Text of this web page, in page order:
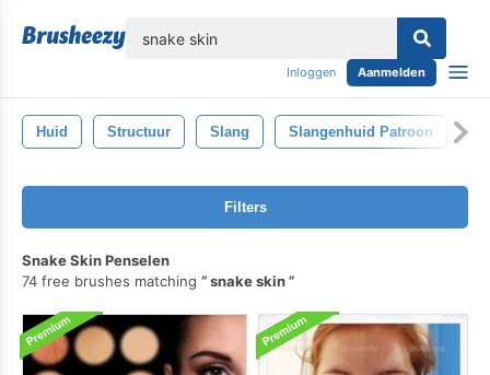
Inloggen Aanmelden
Huid Structuur Slang Slangenhuid Patroon
Filters
Snake Skin Penselen
74 free brushes matching
snake skin